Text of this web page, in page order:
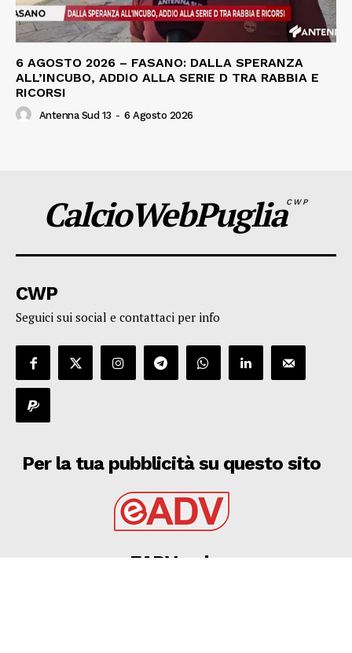
6 AGOSTO 2026 – FASANO: DALLA SPERANZA
ALL’INCUBO, ADDIO ALLA SERIE D TRA RABBIA E
RICORSI
Antenna Sud 13 - 6 Agosto 2026
CalcioWebPugliaCWP
CWP
Seguici sui social e contattaci per info
Per la tua pubblicità su questo sito
EADV s.r.l.